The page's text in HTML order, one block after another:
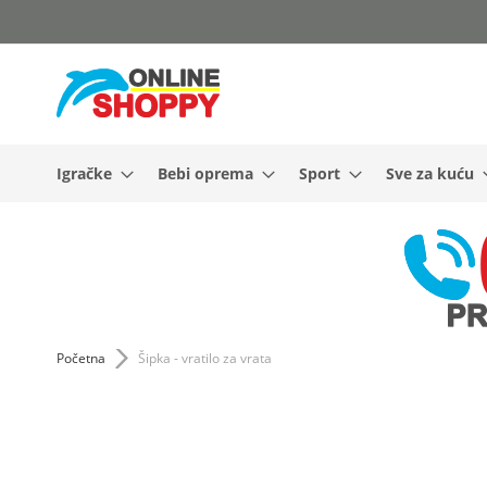
to
Content
Igračke Bebi oprema Sport Sve za kuću
Početna Šipka - vratilo za vrata